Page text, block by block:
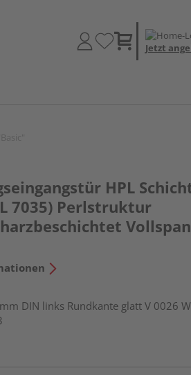
Jetzt
HPL
7035) Perlstruktur
Vollspan
DIN links Rundkante glatt V 0026